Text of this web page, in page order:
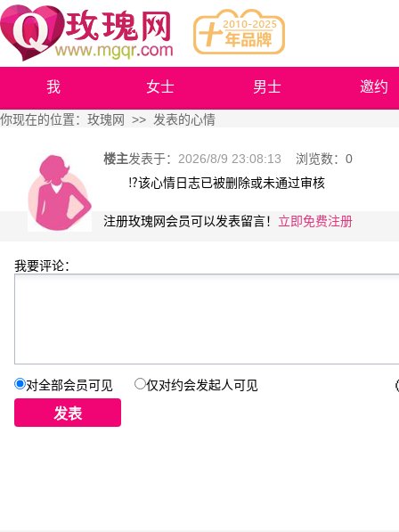
我 女士 男士 邀约
你现在的位置： 玫瑰网 >> 发表的心情
楼主发表于： 2026/8/9 23:08:13 浏览数： 0
⁉️该心情日志已被删除或未通过审核
注册玫瑰网会员可以发表留言！ 立即免费注册
我要评论：
对全部会员可见 仅对约会发起人可见